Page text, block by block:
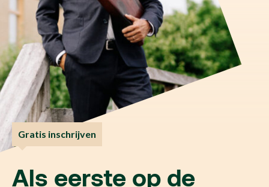
Gratis inschrijven
Als eerste op de